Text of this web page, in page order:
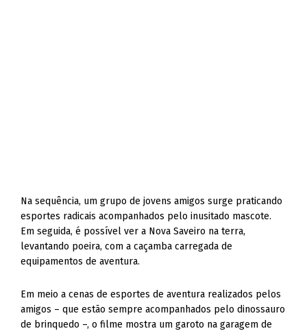
Na sequência, um grupo de jovens amigos surge praticando
esportes radicais acompanhados pelo inusitado mascote.
Em seguida, é possível ver a Nova Saveiro na terra,
levantando poeira, com a caçamba carregada de
equipamentos de aventura.
Em meio a cenas de esportes de aventura realizados pelos
amigos – que estão sempre acompanhados pelo dinossauro
de brinquedo –, o filme mostra um garoto na garagem de